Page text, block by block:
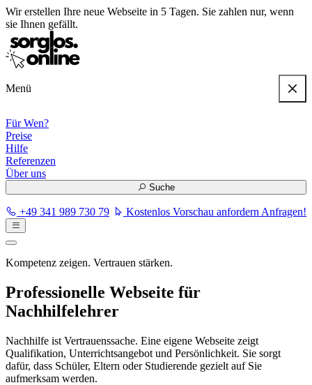
Wir erstellen Ihre neue Webseite in 5 Tagen. Sie zahlen nur, wenn
sie Ihnen gefällt.
Menü
Für Wen?
Preise
Hilfe
Referenzen
Über uns
Suche
+49 341 989 730 79 Kostenlos Vorschau anfordern Anfragen!
Kompetenz zeigen. Vertrauen stärken.
Professionelle Webseite für
Nachhilfelehrer
Nachhilfe ist Vertrauenssache. Eine eigene Webseite zeigt
Qualifikation, Unterrichtsangebot und Persönlichkeit. Sie sorgt
dafür, dass Schüler, Eltern oder Studierende gezielt auf Sie
aufmerksam werden.